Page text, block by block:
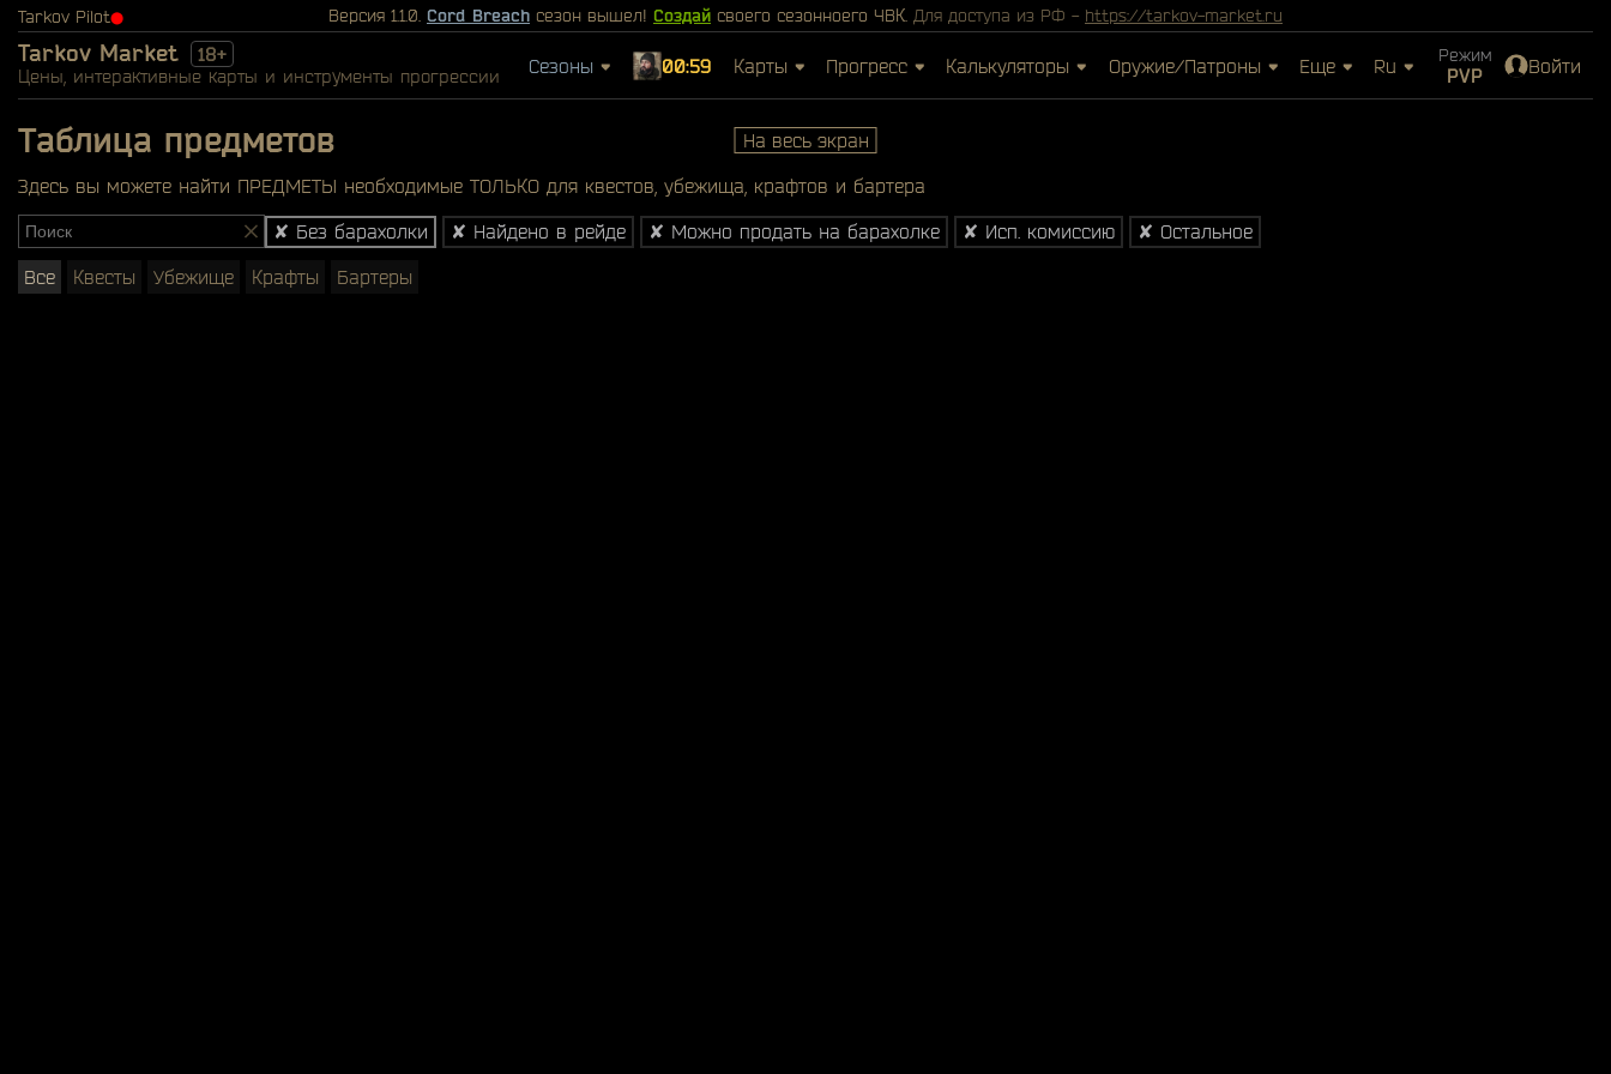
Tarkov Pilot⬤ Версия 1.1.0. Cord Breach сезон вышел! Создай своего сезонноего ЧВК. Для доступа из РФ - https://tarkov-market.ru
Tarkov Market 18+
Цены, интерактивные карты и инструменты прогрессии Сезоны 00:59 Карты Прогресс Калькуляторы Оружие/Патроны Еще Ru Режим
PVP Войти
Таблица предметов На весь экран
Здесь вы можете найти ПРЕДМЕТЫ необходимые ТОЛЬКО для квестов, убежища, крафтов и бартера
✘ Без барахолки ✘ Найдено в рейде ✘ Можно продать на барахолке ✘ Исп. комиссию ✘ Остальное
Все Квесты Убежище Крафты Бартеры